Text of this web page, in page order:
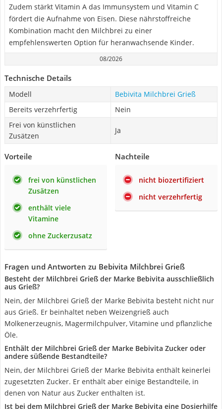
Zudem stärkt Vitamin A das Immunsystem und Vitamin C
fördert die Aufnahme von Eisen. Diese nährstoffreiche
Kombination macht den Milchbrei zu einer
empfehlenswerten Option für heranwachsende Kinder.
08/2026
Technische Details
Modell
Bebivita Milchbrei Grieß
Bereits verzehrfertig
Nein
Frei von künstlichen
Zusätzen
Ja
Vorteile
frei von künstlichen
Zusätzen
enthält viele
Vitamine
ohne Zuckerzusatz
Nachteile
nicht biozertifiziert
nicht verzehrfertig
Fragen und Antworten zu Bebivita Milchbrei Grieß
Besteht der Milchbrei Grieß der Marke Bebivita ausschließlich
aus Grieß?
Nein, der Milchbrei Grieß der Marke Bebivita besteht nicht nur
aus Grieß. Er beinhaltet neben Weizengrieß auch
Molkenerzeugnis, Magermilchpulver, Vitamine und pflanzliche
Öle.
Enthält der Milchbrei Grieß der Marke Bebivita Zucker oder
andere süßende Bestandteile?
Nein, der Milchbrei Grieß der Marke Bebivita enthält keinerlei
zugesetzten Zucker. Er enthält aber einige Bestandteile, in
denen von Natur aus Zucker enthalten ist.
Ist bei dem Milchbrei Grieß der Marke Bebivita eine Dosierhilfe